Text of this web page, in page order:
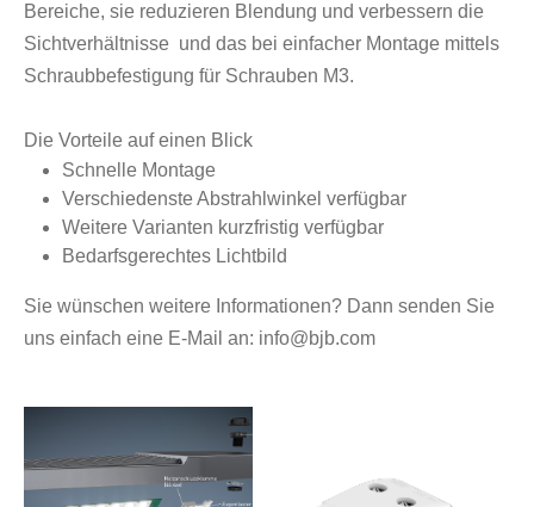
Bereiche, sie reduzieren Blendung und verbessern die
Sichtverhältnisse und das bei einfacher Montage mittels
Schraubbefestigung für Schrauben M3.
Die Vorteile auf einen Blick
Schnelle Montage
Verschiedenste Abstrahlwinkel verfügbar
Weitere Varianten kurzfristig verfügbar
Bedarfsgerechtes Lichtbild
Sie wünschen weitere Informationen? Dann senden Sie
uns einfach eine E-Mail an: info@bjb.com